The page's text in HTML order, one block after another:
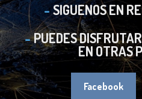
SIGUENOS EN
PUEDES
EN OTRAS
Facebook